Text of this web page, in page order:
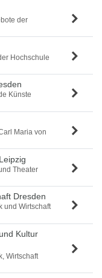
der
Hochschule
Künste
Maria von
Theater
Dresden
und Wirtschaft
Kultur
Wirtschaft